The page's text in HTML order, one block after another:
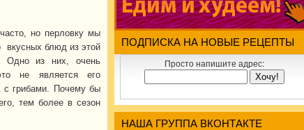
но перловку мы
вкусных блюд из этой
Одно из них, очень
не является его
грибами. Почему бы
тем более в сезон
ПОДПИСКА НА НОВЫЕ РЕЦЕПТЫ
Просто напишите адрес:
НАША ГРУППА ВКОНТАКТЕ